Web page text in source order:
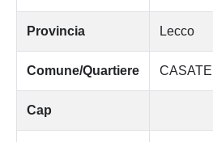
Provincia Lecco
Comune/Quartiere
Cap